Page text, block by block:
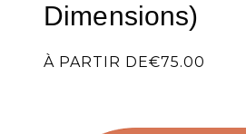
Dimensions)
À PARTIR DE€75.00